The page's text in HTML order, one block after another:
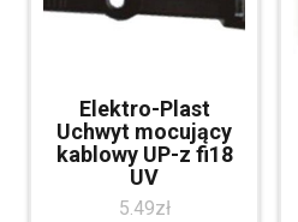
Elektro-Plast
Uchwyt mocujący
kablowy UP-z fi18
UV
5.49zł